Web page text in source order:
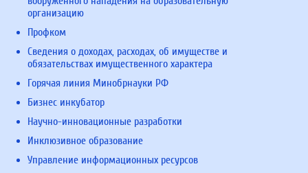
организацию
Профком
Сведения о доходах, расходах, об имуществе и
обязательствах имущественного характера
Горячая линия Минобрнауки РФ
Бизнес инкубатор
Научно-инновационные разработки
Инклюзивное образование
Управление информационных ресурсов